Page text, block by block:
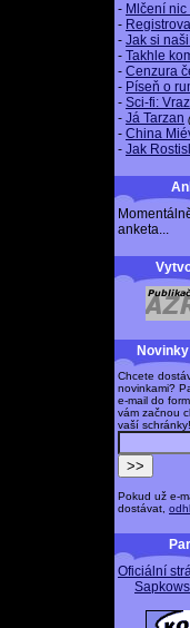
- Mlčení nic
-
- Jak si
- Takhle
- Cenzura
- Píseň o
- Sci-fi:
- Já Tarzan
- China
- Jak
anketa...
Chcete
novinkami?
e-mail do
vám začnou
vaší schránky!
Pokud už e-
dostávat,
Oficiální